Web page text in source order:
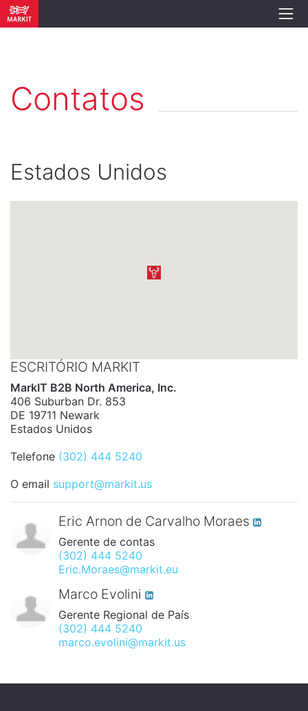
Contatos
Estados Unidos
ESCRITÓRIO MARKIT
MarkIT B2B North America, Inc.
406 Suburban Dr. 853
DE 19711 Newark
Estados Unidos
Telefone (302) 444 5240
O email support@markit.us
Eric Arnon de Carvalho Moraes
Gerente de contas
(302) 444 5240
Eric.Moraes@markit.eu
Marco Evolini
Gerente Regional de País
(302) 444 5240
marco.evolini@markit.us